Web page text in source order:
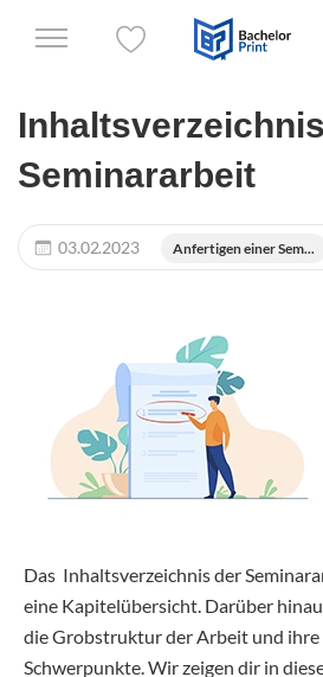
Seminararbeit
03.02.2023 Anfertigen einer Sem...
Das Inhaltsverzeichnis der
eine Kapitelübersicht. Darüber
die Grobstruktur der Arbeit und ihre
Schwerpunkte. Wir zeigen dir in